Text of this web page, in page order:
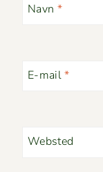
Navn *
E-mail*
Websted